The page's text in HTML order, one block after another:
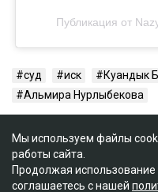
суд иск Куандык
Альмира Нурлыбекова
Мы используем файлы
работы сайта.
Продолжая использование
соглашаетесь с нашей